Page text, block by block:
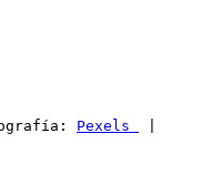
Pexels